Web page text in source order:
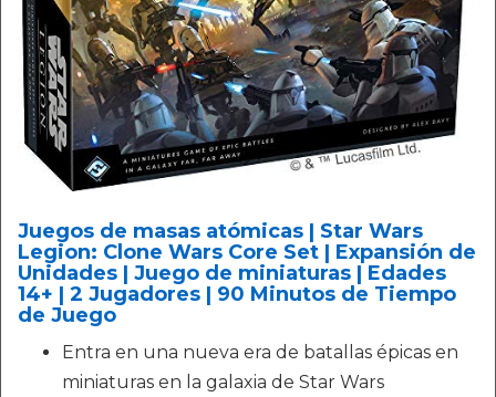
Juegos de masas atómicas | Star Wars
Legion: Clone Wars Core Set | Expansión de
Unidades | Juego de miniaturas | Edades
14+ | 2 Jugadores | 90 Minutos de Tiempo
de Juego
Entra en una nueva era de batallas épicas en
miniaturas en la galaxia de Star Wars